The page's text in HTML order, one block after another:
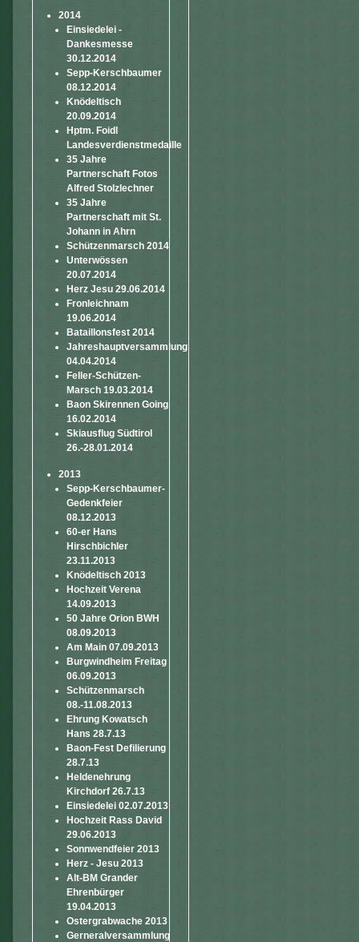
2014
Einsiedelei -
Dankesmesse
30.12.2014
Sepp-Kerschbaumer
08.12.2014
Knödeltisch
20.09.2014
Hptm. Foidl
Landesverdienstmedaille
35 Jahre
Partnerschaft Fotos
Alfred Stolzlechner
35 Jahre
Partnerschaft mit St.
Johann in Ahrn
Schützenmarsch 2014
Unterwössen
20.07.2014
Herz Jesu 29.06.2014
Fronleichnam
19.06.2014
Bataillonsfest 2014
Jahreshauptversammlung
04.04.2014
Feller-Schützen-
Marsch 19.03.2014
Baon Skirennen Going
16.02.2014
Skiausflug Südtirol
26.-28.01.2014
2013
Sepp-Kerschbaumer-
Gedenkfeier
08.12.2013
60-er Hans
Hirschbichler
23.11.2013
Knödeltisch 2013
Hochzeit Verena
14.09.2013
50 Jahre Orion BWH
08.09.2013
Am Main 07.09.2013
Burgwindheim Freitag
06.09.2013
Schützenmarsch
08.-11.08.2013
Ehrung Kowatsch
Hans 28.7.13
Baon-Fest Defilierung
28.7.13
Heldenehrung
Kirchdorf 26.7.13
Einsiedelei 02.07.2013
Hochzeit Rass David
29.06.2013
Sonnwendfeier 2013
Herz - Jesu 2013
Alt-BM Grander
Ehrenbürger
19.04.2013
Ostergrabwache 2013
Gerneralversammlung